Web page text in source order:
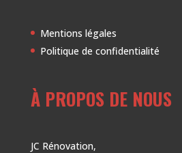
Mentions légales
Politique de confidentialité
À PROPOS DE NOUS
JC Rénovation,